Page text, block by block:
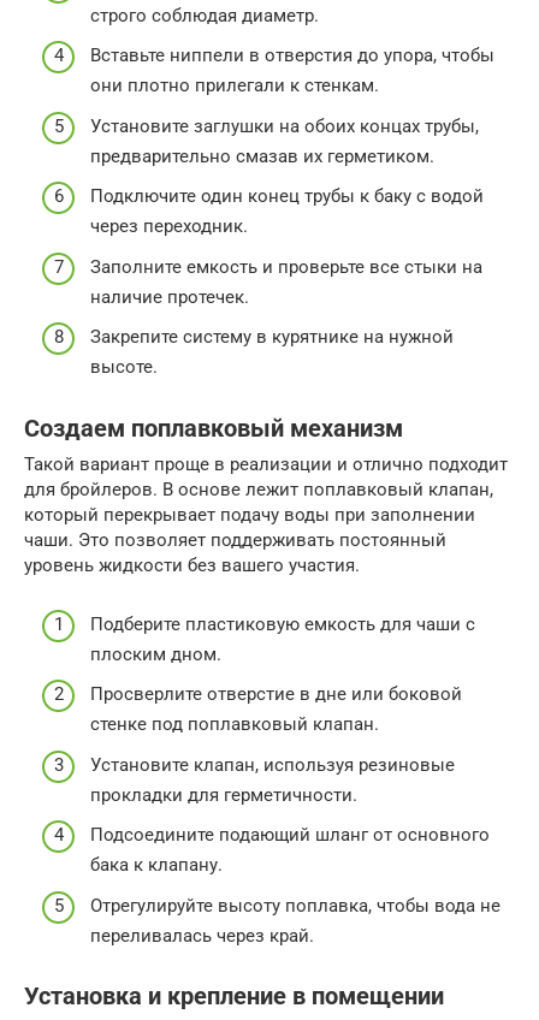
строго соблюдая диаметр.
Вставьте ниппели в отверстия до упора, чтобы
они плотно прилегали к стенкам.
Установите заглушки на обоих концах трубы,
предварительно смазав их герметиком.
Подключите один конец трубы к баку с водой
через переходник.
Заполните емкость и проверьте все стыки на
наличие протечек.
Закрепите систему в курятнике на нужной
высоте.
Создаем поплавковый механизм
Такой вариант проще в реализации и отлично подходит
для бройлеров. В основе лежит поплавковый клапан,
который перекрывает подачу воды при заполнении
чаши. Это позволяет поддерживать постоянный
уровень жидкости без вашего участия.
Подберите пластиковую емкость для чаши с
плоским дном.
Просверлите отверстие в дне или боковой
стенке под поплавковый клапан.
Установите клапан, используя резиновые
прокладки для герметичности.
Подсоедините подающий шланг от основного
бака к клапану.
Отрегулируйте высоту поплавка, чтобы вода не
переливалась через край.
Установка и крепление в помещении